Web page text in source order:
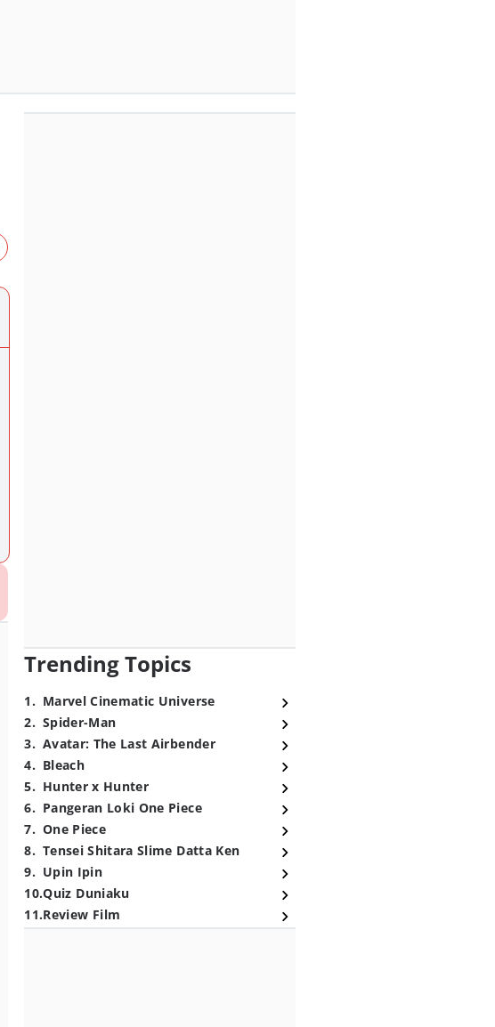
Trending Topics
1. Marvel Cinematic Universe
2. Spider-Man
3. Avatar: The Last Airbender
4. Bleach
5. Hunter x Hunter
6. Pangeran Loki One Piece
7. One Piece
8. Tensei Shitara Slime Datta Ken
9. Upin Ipin
10.Quiz Duniaku
11.Review Film